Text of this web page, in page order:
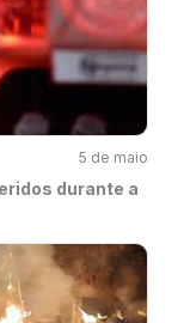
5 de maio
durante a